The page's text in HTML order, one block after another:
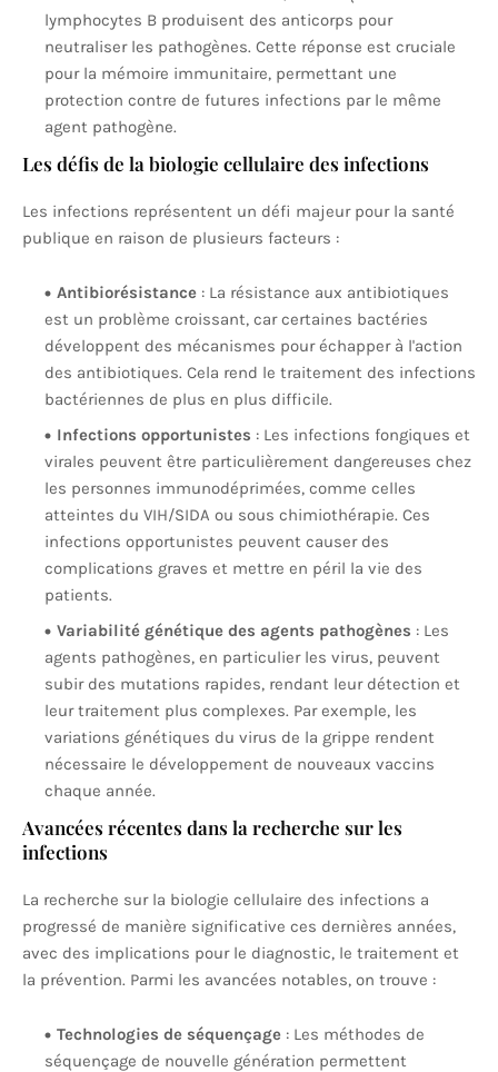
lymphocytes B produisent des anticorps pour
neutraliser les pathogènes. Cette réponse est cruciale
pour la mémoire immunitaire, permettant une
protection contre de futures infections par le même
agent pathogène.
Les défis de la biologie cellulaire des infections
Les infections représentent un défi majeur pour la santé
publique en raison de plusieurs facteurs :
Antibiorésistance : La résistance aux antibiotiques
est un problème croissant, car certaines bactéries
développent des mécanismes pour échapper à l'action
des antibiotiques. Cela rend le traitement des infections
bactériennes de plus en plus difficile.
Infections opportunistes : Les infections fongiques et
virales peuvent être particulièrement dangereuses chez
les personnes immunodéprimées, comme celles
atteintes du VIH/SIDA ou sous chimiothérapie. Ces
infections opportunistes peuvent causer des
complications graves et mettre en péril la vie des
patients.
Variabilité génétique des agents pathogènes : Les
agents pathogènes, en particulier les virus, peuvent
subir des mutations rapides, rendant leur détection et
leur traitement plus complexes. Par exemple, les
variations génétiques du virus de la grippe rendent
nécessaire le développement de nouveaux vaccins
chaque année.
Avancées récentes dans la recherche sur les
infections
La recherche sur la biologie cellulaire des infections a
progressé de manière significative ces dernières années,
avec des implications pour le diagnostic, le traitement et
la prévention. Parmi les avancées notables, on trouve :
Technologies de séquençage : Les méthodes de
séquençage de nouvelle génération permettent